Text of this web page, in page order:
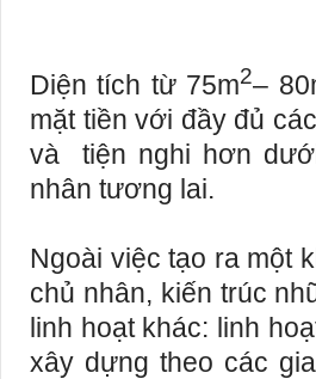
Diện tích từ 75m2–
mặt tiền với đầy đủ
và tiện nghi hơn
nhân tương lai.
Ngoài việc tạo ra một
chủ nhân, kiến trúc
linh hoạt khác: linh
xây dựng theo các